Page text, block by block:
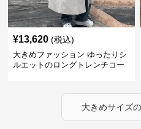
¥13,620 (税込)
大きめファッション ゆったりシ
ルエットのロングトレンチコー
大きめサイズの